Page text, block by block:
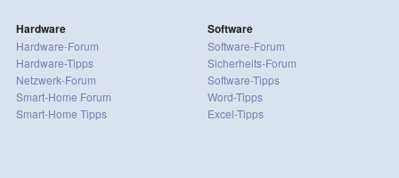
Hardware
Hardware-Forum
Hardware-Tipps
Netzwerk-Forum
Smart-Home Forum
Smart-Home Tipps
Software
Software-Forum
Sicherheits-Forum
Software-Tipps
Word-Tipps
Excel-Tipps